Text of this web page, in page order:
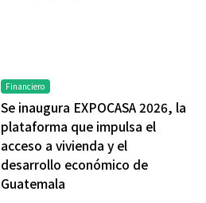
Financiero
Se inaugura EXPOCASA 2026, la
plataforma que impulsa el
acceso a vivienda y el
desarrollo económico de
Guatemala